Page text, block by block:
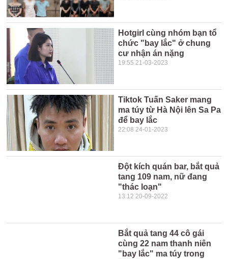
Hotgirl cùng nhóm bạn tổ
chức "bay lắc" ở chung
cư nhận án nặng
19:55 21-03-2023
Tiktok Tuấn Saker mang
ma túy từ Hà Nội lên Sa Pa
để bay lắc
22:08 24-01-2023
Đột kích quán bar, bắt quả
tang 109 nam, nữ đang
"thác loạn"
13:12 20-09-2022
Bắt quả tang 44 cô gái
cùng 22 nam thanh niên
"bay lắc" ma túy trong